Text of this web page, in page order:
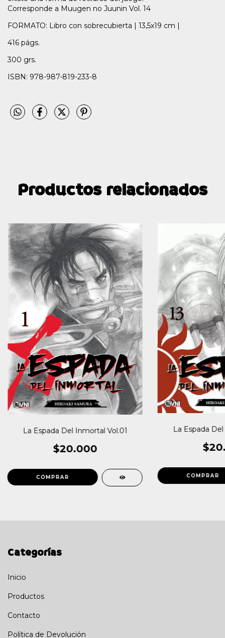
Corresponde a Muugen no Juunin Vol. 14
FORMATO: Libro con sobrecubierta | 13,5x19 cm |
416 págs.
300 grs.
ISBN: 978-987-819-233-8
Productos relacionados
La Espada Del Inmortal Vol.01
$20.000
La Espada
Categorías
Inicio
Productos
Contacto
Política de Devolución